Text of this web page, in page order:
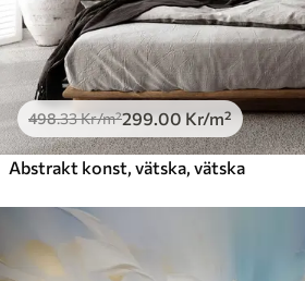
498.33Kr/m²299 .00 Kr/m²
Abstrakt konst, vätska, vätska